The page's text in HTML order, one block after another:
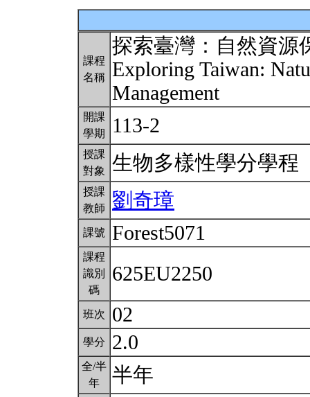
課程
名稱
探索臺灣：自然資源
Exploring Taiwan:
Management
開課
學期
113-2
授課
對象
生物多樣性學分學程
授課
教師
劉奇璋
課號 Forest5071
課程
識別
碼
625EU2250
班次 02
學分 2.0
全/半
年
半年